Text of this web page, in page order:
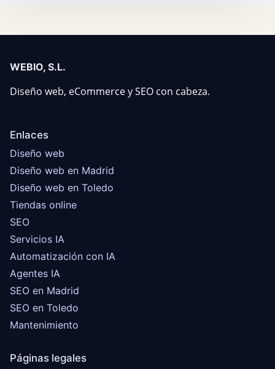
WEBIO, S.L.
Diseño web, eCommerce y SEO con cabeza.
Enlaces
Diseño web
Diseño web en Madrid
Diseño web en Toledo
Tiendas online
SEO
Servicios IA
Automatización con IA
Agentes IA
SEO en Madrid
SEO en Toledo
Mantenimiento
Páginas legales